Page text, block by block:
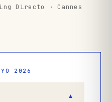
Directo · Cannes
2026
▾